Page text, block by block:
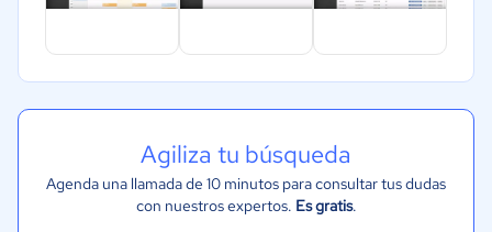
Agiliza tu búsqueda
Agenda una llamada de 10 minutos para consultar tus dudas
con nuestros expertos. Es gratis.